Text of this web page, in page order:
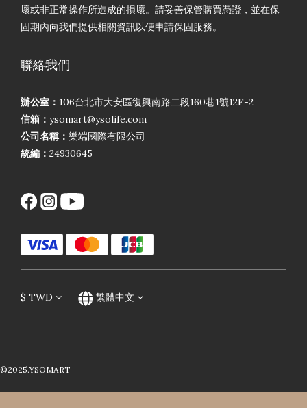
壞或非正常操作所造成的損壞。請妥善保管購買憑證，並在保
固期內向我們提供相關資訊以便申請保固服務。
聯絡我們
辦公室： 106台北市大安區復興南路二段160巷1號12F-2
信箱： ysomart@ysolife.com
公司名稱： 樂端國際有限公司
統編： 24930645
$ TWD 繁體中文
©2025.YSOMART